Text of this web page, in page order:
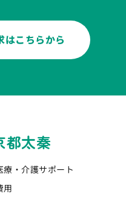
はこちらから
都太秦
療・介護サポート
用